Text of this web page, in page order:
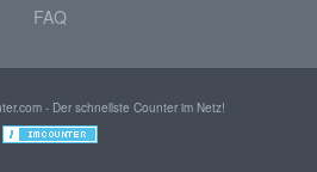
FAQ
- Der schnellste Counter im Netz!